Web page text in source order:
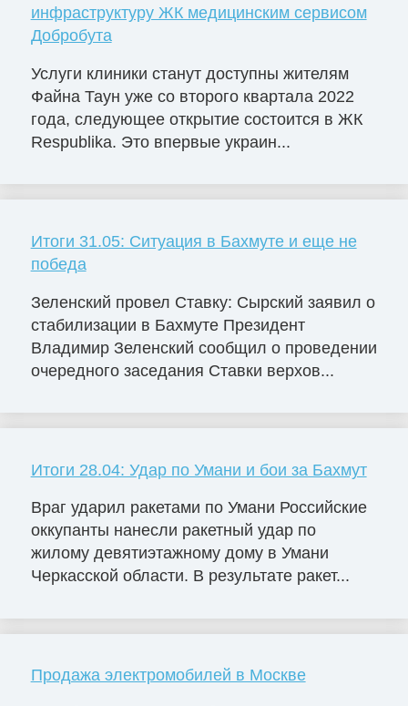
инфраструктуру ЖК медицинским сервисом
Добробута
Услуги клиники станут доступны жителям
Файна Таун уже со второго квартала 2022
года, следующее открытие состоится в ЖК
Respublika. Это впервые украин...
Итоги 31.05: Ситуация в Бахмуте и еще не
победа
Зеленский провел Ставку: Сырский заявил о
стабилизации в Бахмуте Президент
Владимир Зеленский сообщил о проведении
очередного заседания Ставки верхов...
Итоги 28.04: Удар по Умани и бои за Бахмут
Враг ударил ракетами по Умани Российские
оккупанты нанесли ракетный удар по
жилому девятиэтажному дому в Умани
Черкасской области. В результате ракет...
Продажа электромобилей в Москве